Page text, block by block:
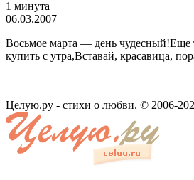
1 минута
06.03.2007
Восьмое марта — день чудесный!Еще
купить с утра,Вставай, красавица,
Целую.ру - стихи о любви. © 2006-